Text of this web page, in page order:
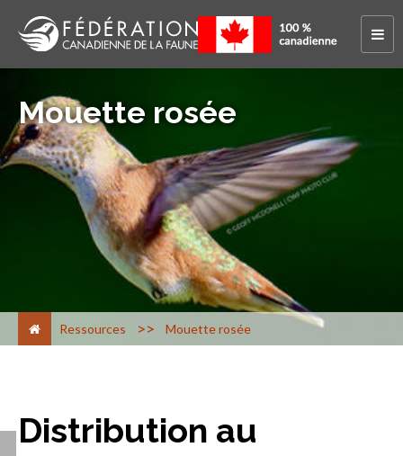
Mouette rosée
Ressources > Mouette rosée
Distribution au